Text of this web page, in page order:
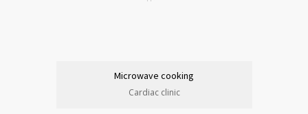
Microwave cooking
Cardiac clinic